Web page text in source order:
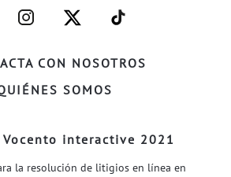
CON NOSOTROS
SOMOS
–
INSTAGRAM–
–
TWITTER–
–
WELIFE–
interactive 2021
la resolución de litigios en línea en